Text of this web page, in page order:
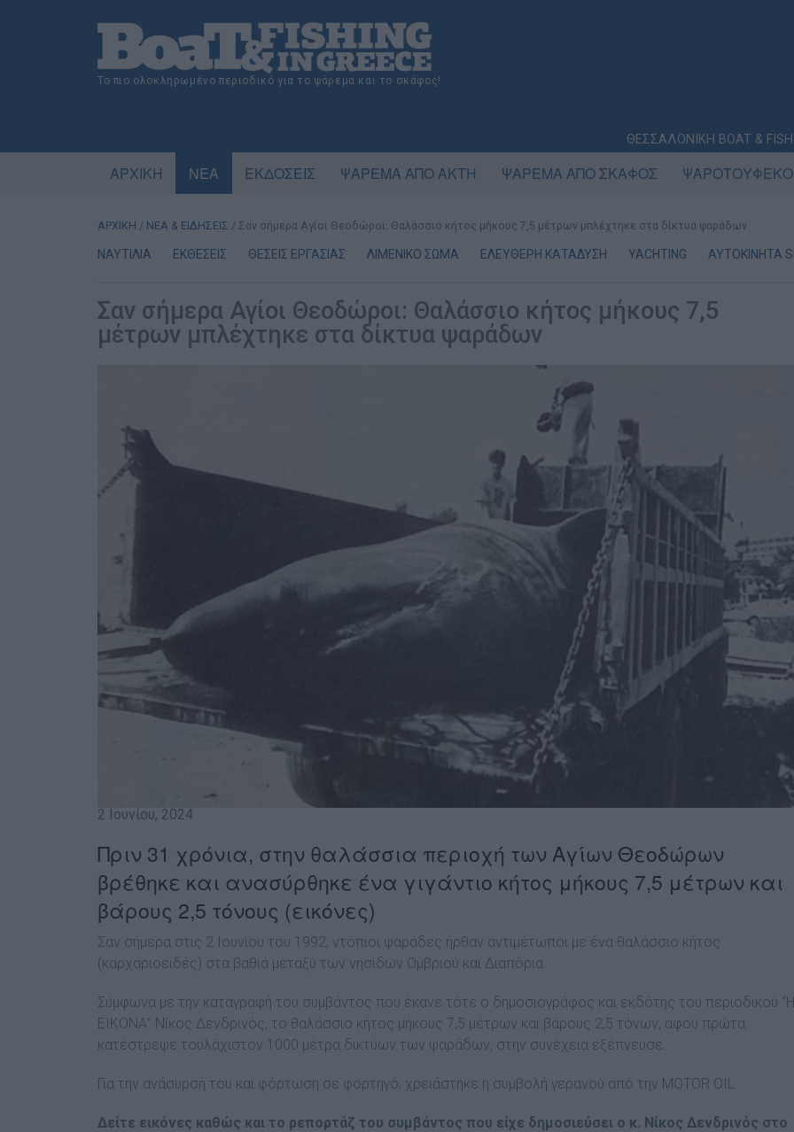
Το πιο ολοκληρωμένο περιοδικό για το ψάρεμα και το σκάφος!
ΘΕΣΣΑΛΟΝΙΚΗ BOAT &
ΑΡΧΙΚΗ ΝΕΑ ΕΚΔΟΣΕΙΣ ΨΑΡΕΜΑ ΑΠΟ ΑΚΤΗ ΨΑΡΕΜΑ ΑΠΟ ΣΚΑΦΟΣ ΨΑΡΟΤΟΥΦΕΚΟ
ΑΡΧΙΚΗ / ΝΕΑ & ΕΙΔΗΣΕΙΣ / Σαν σήμερα Αγίοι Θεοδώροι: Θαλάσσιο κήτος μήκους 7,5 μέτρων μπλέχτηκε στα δίκτυα ψαράδων
ΝΑΥΤΙΛΙΑ ΕΚΘΕΣΕΙΣ ΘΕΣΕΙΣ ΕΡΓΑΣΙΑΣ ΛΙΜΕΝΙΚΟ ΣΩΜΑ ΕΛΕΥΘΕΡΗ ΚΑΤΑΔΥΣΗ YACHTING AYTOKINHTA
Σαν σήμερα Αγίοι Θεοδώροι: Θαλάσσιο κήτος μήκους 7,5
μέτρων μπλέχτηκε στα δίκτυα ψαράδων
2 Ιουνίου, 2024
Πριν 31 χρόνια, στην θαλάσσια περιοχή των Αγίων Θεοδώρων
βρέθηκε και ανασύρθηκε ένα γιγάντιο κήτος μήκους 7,5 μέτρων και
βάρους 2,5 τόνους (εικόνες)
Σαν σήμερα στις 2 Ιουνίου του 1992, ντόπιοι ψαράδες ήρθαν αντιμέτωποι με ένα θαλάσσιο κήτος
(καρχαριοειδές) στα βαθιά μεταξύ των νησίδων Ομβριού και Διαπόρια.
Σύμφωνα με την καταγραφή του συμβάντος που έκανε τότε ο δημοσιογράφος και εκδότης του περιοδικού “Η
ΕΙΚΟΝΑ” Νίκος Δενδρινός, το θαλάσσιο κήτος μήκους 7,5 μέτρων και βάρους 2,5 τόνων, αφού πρώτα
κατέστρεψε τουλάχιστον 1000 μέτρα δικτύων των ψαράδων, στην συνέχεια εξέπνευσε.
Για την ανάσυρσή του και φόρτωση σε φορτηγό, χρειάστηκε η συμβολή γερανού από την MOTOR OIL.
Δείτε εικόνες καθώς και το ρεπορτάζ του συμβάντος που είχε δημοσιεύσει ο κ. Νίκος Δενδρινός στο